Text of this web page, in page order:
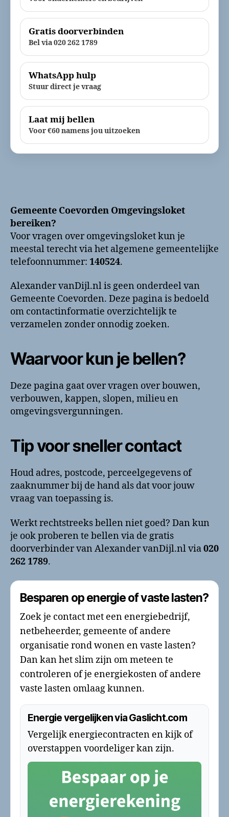
Gratis doorverbinden
Bel via 020 262 1789
WhatsApp hulp
Stuur direct je vraag
Laat mij bellen
Voor €60 namens jou uitzoeken
Gemeente Coevorden Omgevingsloket
bereiken?
Voor vragen over omgevingsloket kun je
meestal terecht via het algemene gemeentelijke
telefoonnummer: 140524.
Alexander vanDijl.nl is geen onderdeel van
Gemeente Coevorden. Deze pagina is bedoeld
om contactinformatie overzichtelijk te
verzamelen zonder onnodig zoeken.
Waarvoor kun je bellen?
Deze pagina gaat over vragen over bouwen,
verbouwen, kappen, slopen, milieu en
omgevingsvergunningen.
Tip voor sneller contact
Houd adres, postcode, perceelgegevens of
zaaknummer bij de hand als dat voor jouw
vraag van toepassing is.
Werkt rechtstreeks bellen niet goed? Dan kun
je ook proberen te bellen via de gratis
doorverbinder van Alexander vanDijl.nl via020
262 1789.
Besparen op energie of vaste lasten?
Zoek je contact met een energiebedrijf,
netbeheerder, gemeente of andere
organisatie rond wonen en vaste lasten?
Dan kan het slim zijn om meteen te
controleren of je energiekosten of andere
vaste lasten omlaag kunnen.
Energie vergelijken via Gaslicht.com
Vergelijk energiecontracten en kijk of
overstappen voordeliger kan zijn.